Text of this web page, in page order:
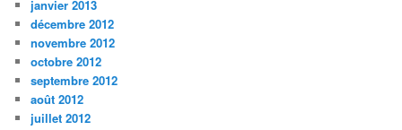
janvier 2013
décembre 2012
novembre 2012
octobre 2012
septembre 2012
août 2012
juillet 2012